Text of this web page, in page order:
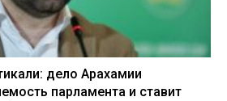
дело Арахамии
парламента и ставит